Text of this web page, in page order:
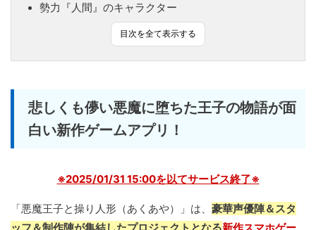
勢力『人間』のキャラクター
目次を全て表示する
悲しくも儚い悪魔に堕ちた王子の物語が面
白い新作ゲームアプリ！
※2025/01/31 15:00を以てサービス終了※
「悪魔王子と操り人形（あくあや）」は、 豪華声優陣＆スタ